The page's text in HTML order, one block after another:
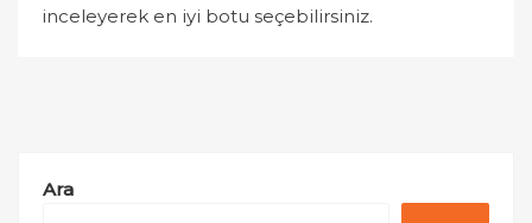
inceleyerek en iyi botu seçebilirsiniz.
Ara